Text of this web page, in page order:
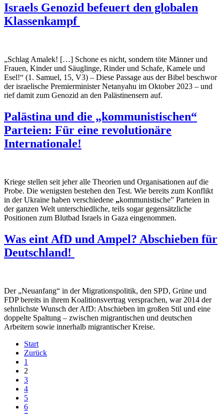
Israels Genozid befeuert den globalen
Klassenkampf
„Schlag Amalek! […] Schone es nicht, sondern töte Männer und
Frauen, Kinder und Säuglinge, Rinder und Schafe, Kamele und
Esel!“ (1. Samuel, 15, V3) – Diese Passage aus der Bibel beschwor
der israelische Premierminister Netanyahu im Oktober 2023 – und
rief damit zum Genozid an den Palästinensern auf.
Palästina und die „kommunistischen“
Parteien: Für eine revolutionäre
Internationale!
Kriege stellen seit jeher alle Theorien und Organisationen auf die
Probe. Die wenigsten bestehen den Test. Wie bereits zum Konflikt
in der Ukraine haben verschiedene „kommunistische” Parteien in
der ganzen Welt unterschiedliche, teils sogar gegensätzliche
Positionen zum Blutbad Israels in Gaza eingenommen.
Was eint AfD und Ampel? Abschieben für
Deutschland!
Der „Neuanfang“ in der Migrationspolitik, den SPD, Grüne und
FDP bereits in ihrem Koalitionsvertrag versprachen, war 2014 der
sehnlichste Wunsch der AfD: Abschieben im großen Stil und eine
doppelte Spaltung – zwischen migrantischen und deutschen
Arbeitern sowie innerhalb migrantischer Kreise.
Start
Zurück
1
2
3
4
5
6